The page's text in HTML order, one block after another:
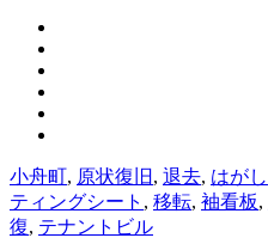
小舟町, 原状復旧 , 退去, はがし
ティングシート , 移転, 袖看板,
復, テナントビル